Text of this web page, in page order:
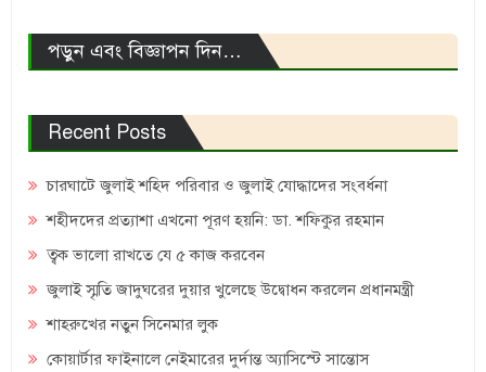
পড়ুন এবং বিজ্ঞাপন দিন…
Recent Posts
চারঘাটে জুলাই শহিদ পরিবার ও জুলাই যোদ্ধাদের সংবর্ধনা
শহীদদের প্রত্যাশা এখনো পূরণ হয়নি: ডা. শফিকুর রহমান
ত্বক ভালো রাখতে যে ৫ কাজ করবেন
জুলাই স্মৃতি জাদুঘরের দুয়ার খুলেছে উদ্বোধন করলেন প্রধানমন্ত্রী
শাহরুখের নতুন সিনেমার লুক
কোয়ার্টার ফাইনালে নেইমারের দুর্দান্ত অ্যাসিস্টে সান্তোস